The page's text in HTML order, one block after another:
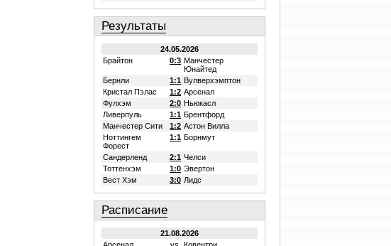
Результаты
24.05.2026
Брайтон
0:3 Манчестер
Юнайтед
Бернли
1:1 Вулверхэмптон
Кристал Пэлас
1:2 Арсенал
Фулхэм
2:0 Ньюкасл
Ливерпуль
1:1 Брентфорд
Манчестер Сити
1:2 Астон Вилла
Ноттингем
Форест
1:1 Борнмут
Сандерленд 2:1 Челси
Тоттенхэм
1:0 Эвертон
Вест Хэм
3:0 Лидс
Расписание
21.08.2026